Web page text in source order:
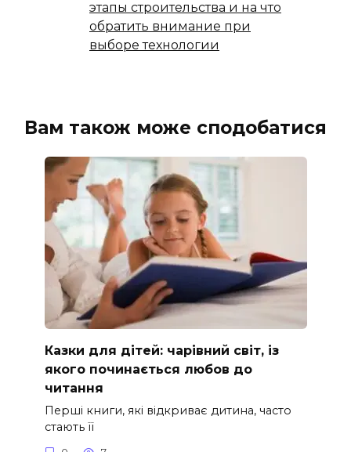
этапы строительства и на что
обратить внимание при
выборе технологии
Вам також може сподобатися
Казки для дітей: чарівний світ, із
якого починається любов до
читання
Перші книги, які відкриває дитина, часто
стають її